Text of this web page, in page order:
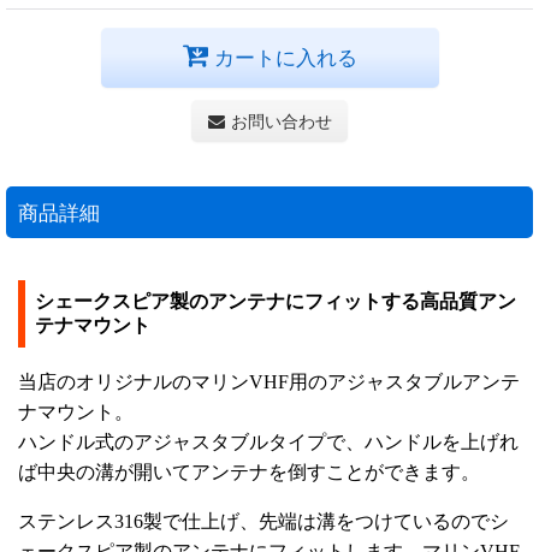
カートに入れる
お問い合わせ
商品詳細
シェークスピア製のアンテナにフィットする高品質アン
テナマウント
当店のオリジナルのマリンVHF用のアジャスタブルアンテ
ナマウント。
ハンドル式のアジャスタブルタイプで、ハンドルを上げれ
ば中央の溝が開いてアンテナを倒すことができます。
ステンレス316製で仕上げ、先端は溝をつけているのでシ